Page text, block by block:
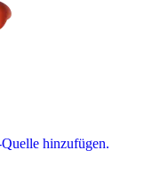
hinzufügen.